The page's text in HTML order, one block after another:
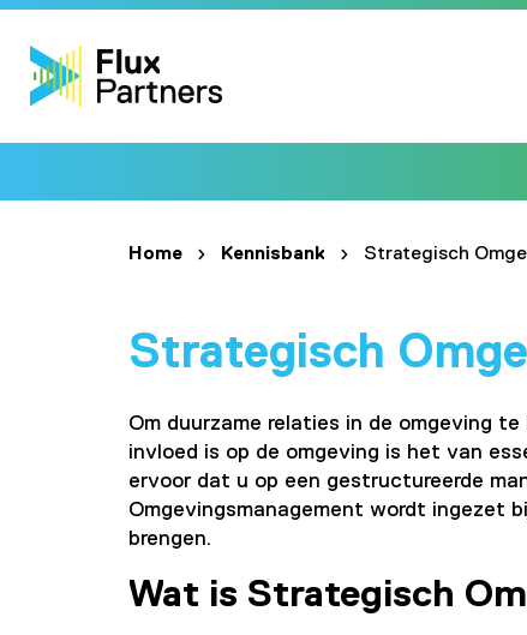
Home Kennisbank Strategisch
Strategisch
Om duurzame relaties in de omgeving
invloed is op de omgeving is het van
ervoor dat u op een gestructureerde
Omgevingsmanagement wordt ingezet
brengen.
Wat is Strategisch